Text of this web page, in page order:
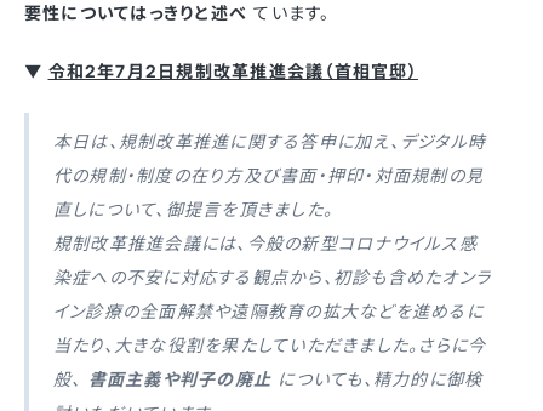
要性についてはっきりと述べ ています。
▼ 令和2年7月2日規制改革推進会議（首相官邸）
本日は、規制改革推進に関する答申に加え、デジタル時
代の規制・制度の在り方及び書面・押印・対面規制の見
直しについて、御提言を頂きました。
規制改革推進会議には、今般の新型コロナウイルス感
染症への不安に対応する観点から、初診も含めたオンラ
イン診療の全面解禁や遠隔教育の拡大などを進めるに
当たり、大きな役割を果たしていただきました。さらに今
般、 書面主義や判子の廃止 についても、精力的に御検